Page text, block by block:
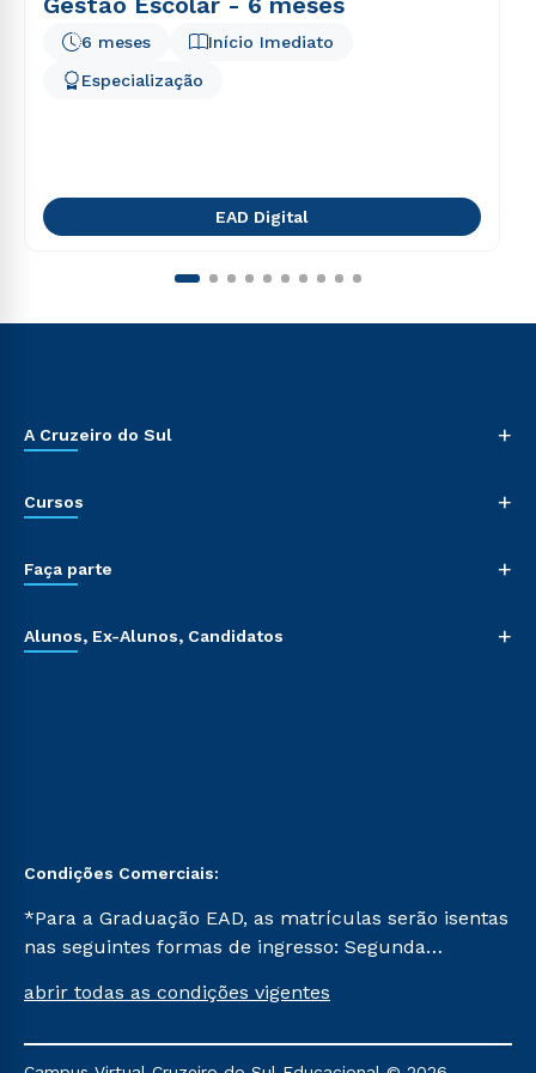
Início Imediato
6 meses
Especialização
EAD Digital
A Cruzeiro do Sul +
Cursos +
Faça parte +
Alunos, Ex-Alunos, Candidatos +
Condições Comerciais:
*Para a Graduação EAD, as matrículas serão isentas
nas seguintes formas de ingresso: Segunda
Já para as demais, a taxa de matrícula será de R$
mencionadas são referentes aos cursos: Ensino
abrir todas as condições vigentes